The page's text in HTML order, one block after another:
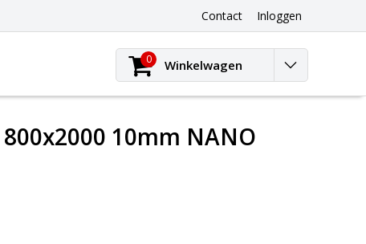
Contact Inloggen
0 Winkelwagen
10mm NANO